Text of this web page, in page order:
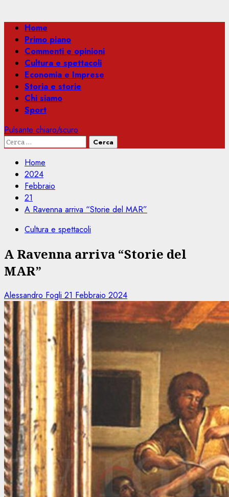
Menu
principale
Home
Primo piano
Commenti e opinioni
Cultura e spettacoli
Economia e Imprese
Storia e storie
Chi siamo
Sport
Pulsante chiaro/scuro
Ricerca
Home
2024
Febbraio
21
A Ravenna arriva “Storie del MAR”
Cultura e spettacoli
A Ravenna arriva “Storie del
MAR”
Alessandro Fogli 21 Febbraio 2024